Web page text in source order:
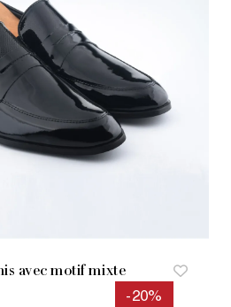
avec motif mixte
-20%